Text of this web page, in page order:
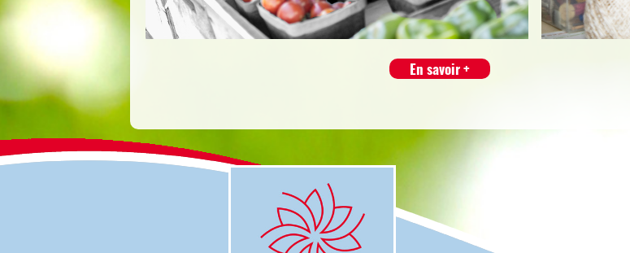
En savoir +